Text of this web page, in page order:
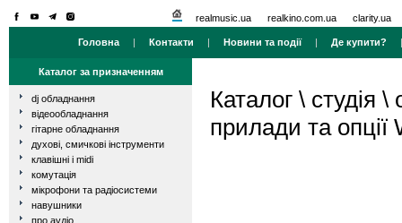
realmusic.ua realkino.com.ua clarity.ua
Головна | Контакти | Новини та події| Де купити?
Каталог за призначенням
dj обладнання
відеообладнання
гітарне обладнання
духові, смичкові інструменти
клавішні і midi
комутація
мікрофони та радіосистеми
навушники
про аудіо
Каталог \ студія \
прилади та опції